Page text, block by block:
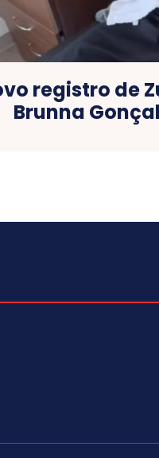
registro de
Brunna